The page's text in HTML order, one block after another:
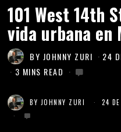
101 West 14th
vida urbana en
BY JOHNNY ZURI
24
3 MINS READ
BY JOHNNY ZURI 24